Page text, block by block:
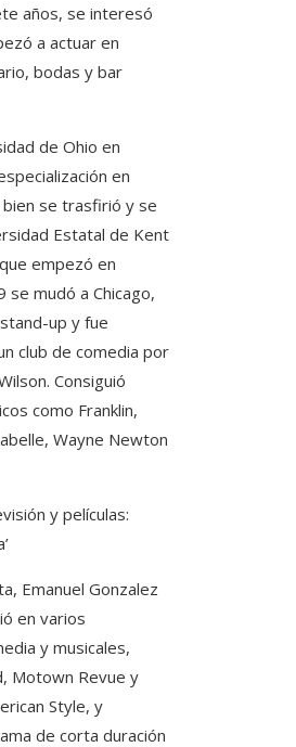
años, se interesó
a actuar en
bodas y bar
de Ohio en
en
bien se trasfirió y se
Estatal de Kent
empezó en
se mudó a Chicago,
up y fue
club de comedia por
Consiguió
como Franklin,
Wayne Newton
y películas:
Emanuel Gonzalez
en varios
y musicales,
Motown Revue y
Style, y
de corta duración